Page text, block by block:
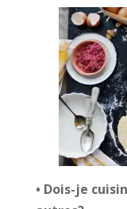
• Dois-je